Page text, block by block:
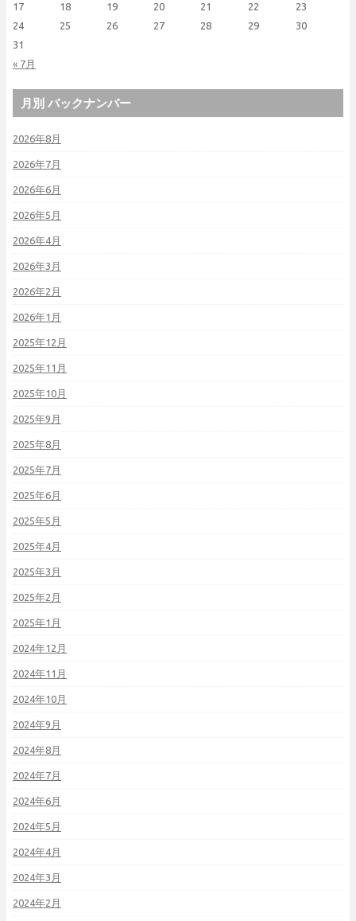
« 7月
17
18 19 20 21 22
23
24
25 26 27 28 29
30
31
月別 バックナンバー
2026年8月
2026年7月
2026年6月
2026年5月
2026年4月
2026年3月
2026年2月
2026年1月
2025年12月
2025年11月
2025年10月
2025年9月
2025年8月
2025年7月
2025年6月
2025年5月
2025年4月
2025年3月
2025年2月
2025年1月
2024年12月
2024年11月
2024年10月
2024年9月
2024年8月
2024年7月
2024年6月
2024年5月
2024年4月
2024年3月
2024年2月